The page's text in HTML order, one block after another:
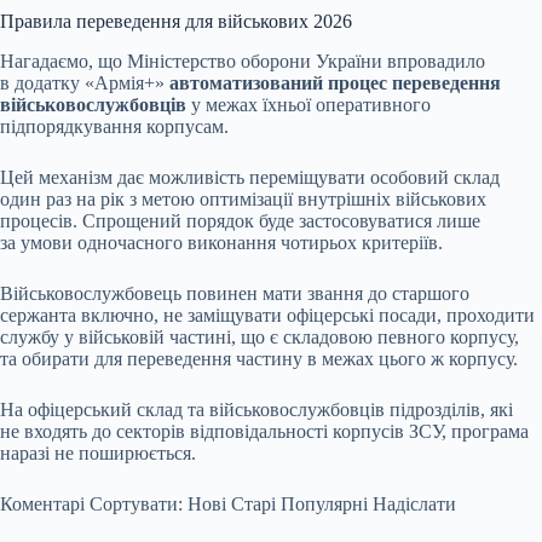
Правила переведення для військових 2026
Нагадаємо, що Міністерство оборони України впровадило
в додатку «Армія+» автоматизований процес переведення
військовослужбовців у межах їхньої оперативного
підпорядкування корпусам.
Цей механізм дає можливість переміщувати особовий склад
один раз на рік з метою оптимізації внутрішніх військових
процесів. Спрощений порядок буде застосовуватися лише
за умови одночасного виконання чотирьох критеріїв.
Військовослужбовець повинен мати звання до старшого
сержанта включно, не заміщувати офіцерські посади, проходити
службу у військовій частині, що є складовою певного корпусу,
та обирати для переведення частину в межах цього ж корпусу.
На офіцерський склад та військовослужбовців підрозділів, які
не входять до секторів відповідальності корпусів ЗСУ, програма
наразі не поширюється.
Коментарі Сортувати: Нові Старі Популярні Надіслати